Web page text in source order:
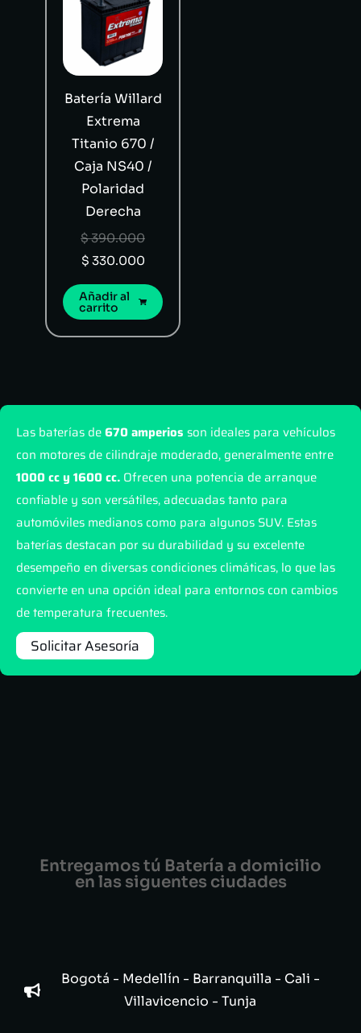
Batería Willard
Extrema
Titanio 670 /
Caja NS40 /
Polaridad
Derecha
$390.000
$ 330.000
Añadir al
carrito
Las baterías de670 amperios son ideales para vehículos
con motores de cilindraje moderado, generalmente entre
1000 cc y 1600 cc. Ofrecen una potencia de arranque
confiable y son versátiles, adecuadas tanto para
automóviles medianos como para algunos SUV. Estas
baterías destacan por su durabilidad y su excelente
desempeño en diversas condiciones climáticas, lo que las
convierte en una opción ideal para entornos con cambios
de temperatura frecuentes.
Solicitar Asesoría
Entregamos tú Batería a domicilio
en las siguentes ciudades
Bogotá - Medellín - Barranquilla - Cali -
Villavicencio - Tunja